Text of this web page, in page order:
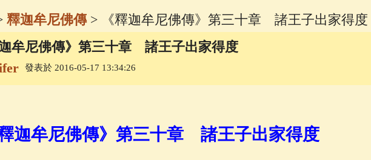
一切如來心秘密全身舍利寶篋印陀羅尼經(81) 六字大明咒
釋迦牟尼佛傳(69) 生活禪
佛典故事(37) 佛說療痔(腫瘤)病經(27) 助念機 App
釋迦牟尼佛傳> 《釋迦牟尼佛傳》第三十章 諸王子出家得度
迦牟尼佛傳》第三十章 諸王子出家得度
發表於 2016-05-17 13:34:26
釋迦牟尼佛傳》第三十章 諸王子出家得度